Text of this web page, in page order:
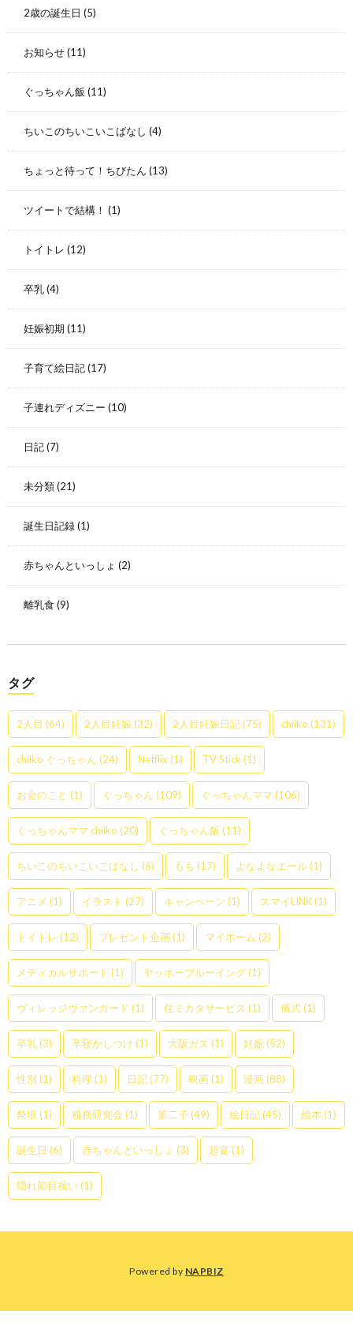
2歳の誕生日 (5)
お知らせ(11)
ぐっちゃん飯 (11)
ちいこのちいこいこばなし (4)
ちょっと待って！ちびたん (13)
ツイートで結構！ (1)
トイトレ (12)
卒乳(4)
妊娠初期 (11)
子育て絵日記(17)
子連れディズニー (10)
日記(7)
未分類(21)
誕生日記録(1)
赤ちゃんといっしょ (2)
離乳食 (9)
タグ
2人目 (64) 2人目妊娠(32) 2人目妊娠日記(75) chiiko (131)
chiiko ぐっちゃん (24) Netflix (1) TV Stick (1)
お金のこと (1) ぐっちゃん (109) ぐっちゃんママ (106)
ぐっちゃんママ chiiko (20) ぐっちゃん飯 (11)
ちいこのちいこいこばなし (6) もも (17) よなよなエール(1)
アニメ (1) イラスト (27) キャンペーン (1) スマイLINK(1)
トイトレ (12) プレゼント企画(1) マイホーム (2)
メディカルサポート (1) ヤッホーブルーイング(1)
ヴィレッジヴァンガード (1) 住ミカタサービス (1) 儀式(1)
卒乳(3) 卒寝かしつけ (1) 大阪ガス (1) 妊娠(52)
性別 (1) 料理 (1) 日記(77) 映画(1) 漫画(88)
祭壇 (1) 税務研究会 (1) 第二子(49) 絵日記(45) 絵本(1)
誕生日 (6) 赤ちゃんといっしょ (3) 超宴(1)
隠れ節目祝い(1)
Powered by NAPBIZ